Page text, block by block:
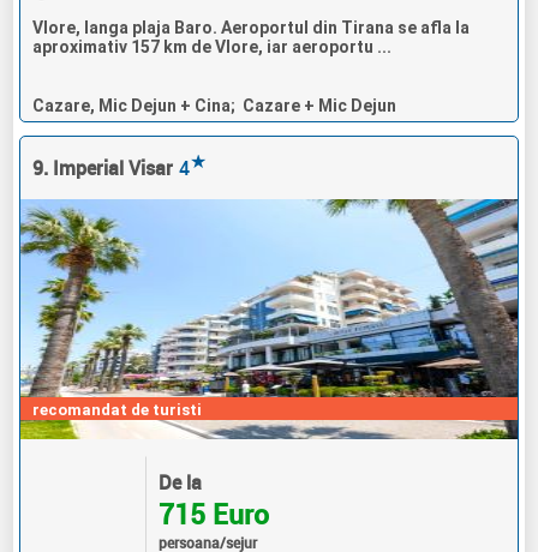
Vlore, langa plaja Baro. Aeroportul din Tirana se afla la
aproximativ 157 km de Vlore, iar aeroportu ...
Cazare, Mic Dejun + Cina; Cazare + Mic Dejun
9. Imperial Visar 4★
recomandat de turisti
De la
715 Euro
persoana/sejur